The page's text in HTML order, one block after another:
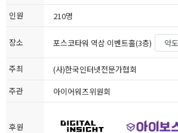
인원
210명
장소 포스코타워 역삼 이벤트홀(3층) 약
주최
(사)한국인터넷전문가협회
주관
아이어워즈위원회
후원